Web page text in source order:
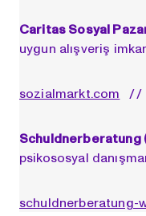
Caritas Sosyal
uygun alışveriş
sozialmarkt.com / /
Schuldnerberatung
psikososyal
schuldnerberatung-